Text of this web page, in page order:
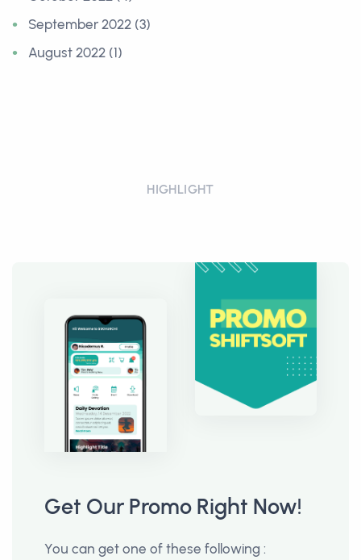
September 2022 (3)
August 2022 (1)
HIGHLIGHT
Get Our Promo Right Now!
You can get one of these following :